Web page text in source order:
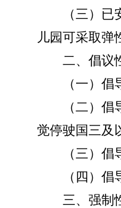
（三） 已
儿园可采取弹
二、倡议
（一） 倡
（二） 倡
觉停驶国三及
（三） 倡
（四） 倡
三、强制